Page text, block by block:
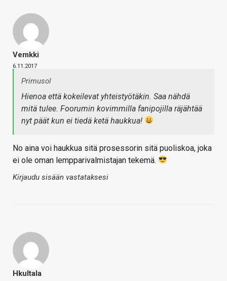
Vemkki
6.11.2017
Primusol
Hienoa että kokeilevat yhteistyötäkin. Saa nähdä
mitä tulee. Foorumin kovimmilla fanipojilla räjähtää
nyt päät kun ei tiedä ketä haukkua!
No aina voi haukkua sitä prosessorin sitä puoliskoa, joka
ei ole oman lempparivalmistajan tekemä.
Kirjaudu sisään vastataksesi
Hkultala